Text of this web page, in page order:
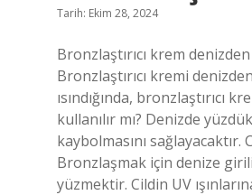
Tarih: Ekim 28, 2024
Bronzlaştırıcı krem
Bronzlaştırıcı kremi
ısındığında, bronzlaştırıcı
kullanılır mı? Denizde
kaybolmasını
Bronzlaşmak için denize
yüzmektir. Cildin UV